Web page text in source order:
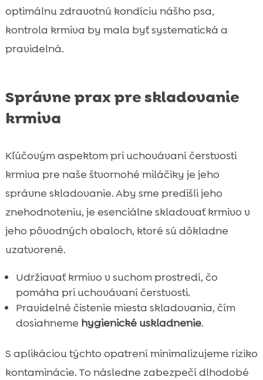
optimálnu zdravotnú kondíciu nášho psa,
kontrola krmiva by mala byť systematická a
pravidelná.
Správne prax pre skladovanie
krmiva
Kľúčovým aspektom pri uchovávaní čerstvosti
krmiva pre naše štvornohé miláčiky je jeho
správne skladovanie. Aby sme predišli jeho
znehodnoteniu, je esenciálne skladovať krmivo v
jeho pôvodných obaloch, ktoré sú dôkladne
uzatvorené.
Udržiavať krmivo v suchom prostredí, čo
pomáha pri uchovávaní čerstvosti.
Pravidelné čistenie miesta skladovania, čím
dosiahneme hygienické uskladnenie.
S aplikáciou týchto opatrení minimalizujeme riziko
kontaminácie. To následne zabezpečí dlhodobé